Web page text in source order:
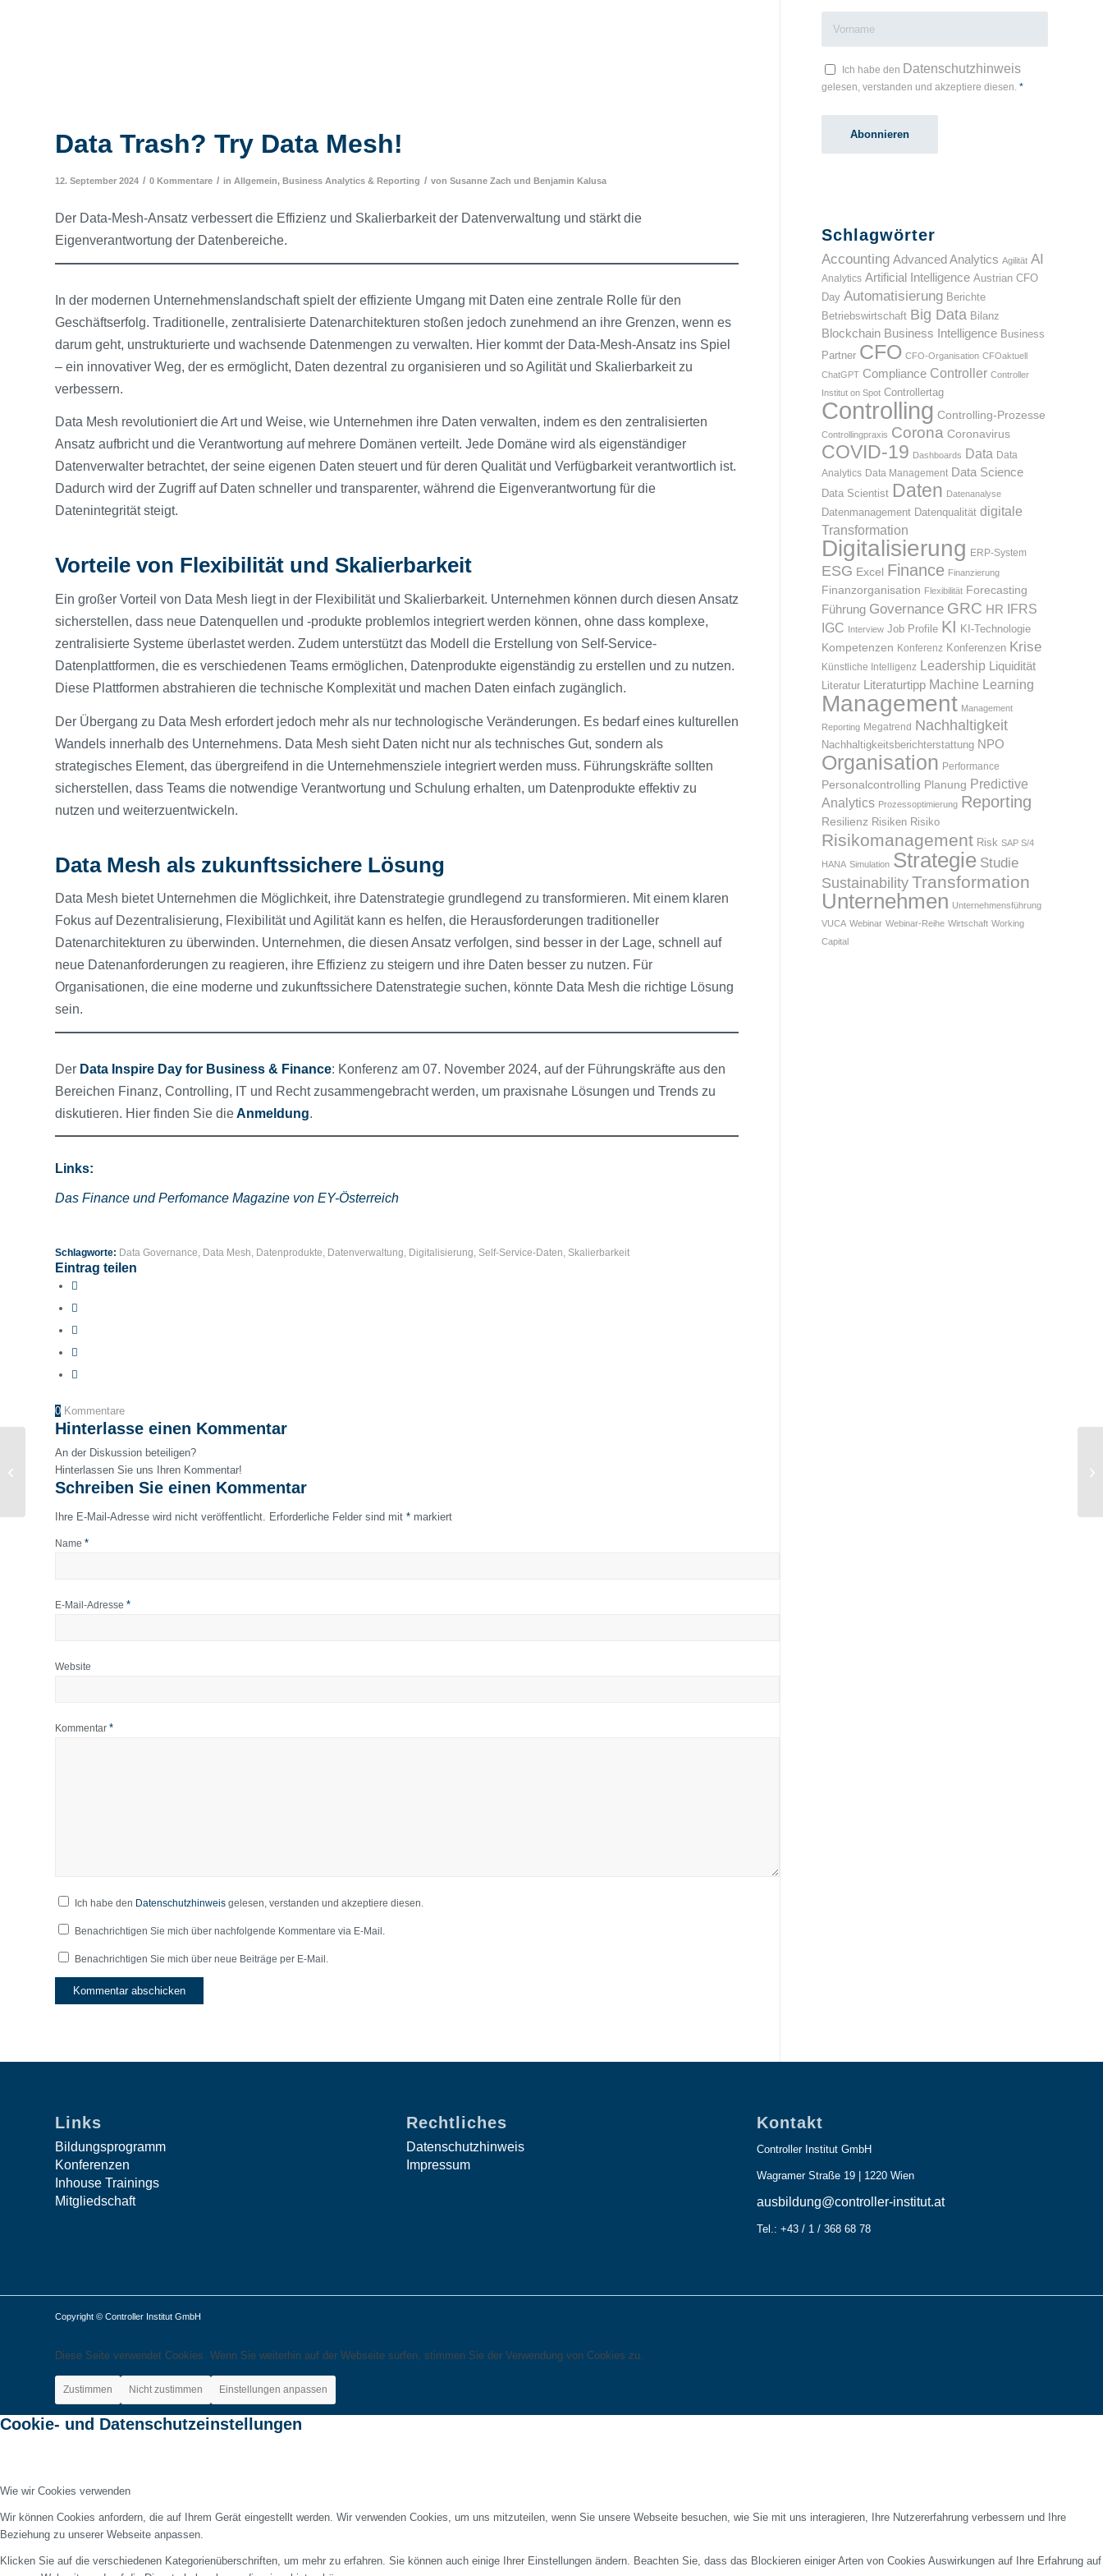
Data Trash? Try Data Mesh!
12. September 2024 / 0 Kommentare / in Allgemein, Business Analytics & Reporting / von Susanne Zach und Benjamin Kalusa
Der Data-Mesh-Ansatz verbessert die Effizienz und Skalierbarkeit der Datenverwaltung und stärkt die
Eigenverantwortung der Datenbereiche.
In der modernen Unternehmenslandschaft spielt der effiziente Umgang mit Daten eine zentrale Rolle für den
Geschäftserfolg. Traditionelle, zentralisierte Datenarchitekturen stoßen jedoch zunehmend an ihre Grenzen, wenn es
darum geht, unstrukturierte und wachsende Datenmengen zu verwalten. Hier kommt der Data-Mesh-Ansatz ins Spiel
– ein innovativer Weg, der es ermöglicht, Daten dezentral zu organisieren und so Agilität und Skalierbarkeit zu
verbessern.
Data Mesh revolutioniert die Art und Weise, wie Unternehmen ihre Daten verwalten, indem es den zentralisierten
Ansatz aufbricht und die Verantwortung auf mehrere Domänen verteilt. Jede Domäne wird als eigenständiger
Datenverwalter betrachtet, der seine eigenen Daten steuert und für deren Qualität und Verfügbarkeit verantwortlich ist.
Dadurch wird der Zugriff auf Daten schneller und transparenter, während die Eigenverantwortung für die
Datenintegrität steigt.
Vorteile von Flexibilität und Skalierbarkeit
Ein großer Vorteil von Data Mesh liegt in der Flexibilität und Skalierbarkeit. Unternehmen können durch diesen Ansatz
sicherstellen, dass neue Datenquellen und -produkte problemlos integriert werden können, ohne dass komplexe,
zentralisierte Systeme überlastet werden. Zudem unterstützt das Modell die Erstellung von Self-Service-
Datenplattformen, die es verschiedenen Teams ermöglichen, Datenprodukte eigenständig zu erstellen und zu nutzen.
Diese Plattformen abstrahieren die technische Komplexität und machen Daten einfach zugänglich.
Der Übergang zu Data Mesh erfordert jedoch mehr als nur technologische Veränderungen. Es bedarf eines kulturellen
Wandels innerhalb des Unternehmens. Data Mesh sieht Daten nicht nur als technisches Gut, sondern als
strategisches Element, das übergreifend in die Unternehmensziele integriert werden muss. Führungskräfte sollten
sicherstellen, dass Teams die notwendige Verantwortung und Schulung erhalten, um Datenprodukte effektiv zu
nutzen und weiterzuentwickeln.
Data Mesh als zukunftssichere Lösung
Data Mesh bietet Unternehmen die Möglichkeit, ihre Datenstrategie grundlegend zu transformieren. Mit einem klaren
Fokus auf Dezentralisierung, Flexibilität und Agilität kann es helfen, die Herausforderungen traditioneller
Datenarchitekturen zu überwinden. Unternehmen, die diesen Ansatz verfolgen, sind besser in der Lage, schnell auf
neue Datenanforderungen zu reagieren, ihre Effizienz zu steigern und ihre Daten besser zu nutzen. Für
Organisationen, die eine moderne und zukunftssichere Datenstrategie suchen, könnte Data Mesh die richtige Lösung
sein.
Der Data Inspire Day for Business & Finance: Konferenz am 07. November 2024, auf der Führungskräfte aus den
Bereichen Finanz, Controlling, IT und Recht zusammengebracht werden, um praxisnahe Lösungen und Trends zu
diskutieren. Hier finden Sie dieAnmeldung.
Links:
Das Finance und Perfomance Magazine von EY-Österreich
Schlagworte: Data Governance Data Mesh Datenprodukte Datenverwaltung Digitalisierung Self-Service-Daten Skalierbarkeit
Eintrag teilen
0 Kommentare
Hinterlasse einen Kommentar
An der Diskussion beteiligen?
Hinterlassen Sie uns Ihren Kommentar!
Schreiben Sie einen Kommentar
Ihre E-Mail-Adresse wird nicht veröffentlicht. Erforderliche Felder sind mit * markiert
Name *
E-Mail-Adresse *
Website
Kommentar *
Ich habe den Datenschutzhinweis gelesen, verstanden und akzeptiere diesen.
Benachrichtigen Sie mich über nachfolgende Kommentare via E-Mail.
Benachrichtigen Sie mich über neue Beiträge per E-Mail.
Ich habe den Datenschutzhinweis
gelesen, verstanden und akzeptiere diesen.*
Schlagwörter
Accounting Advanced Analytics Agilität AI
Analytics Artificial Intelligence Austrian CFO
Day Automatisierung Berichte
Betriebswirtschaft Big Data Bilanz
Blockchain Business Intelligence Business
Partner CFO CFO-Organisation CFOaktuell
ChatGPT Compliance Controller Controller
Institut on Spot Controllertag
Controlling Controlling-Prozesse
Controllingpraxis Corona Coronavirus
COVID-19 Dashboards Data Data
Analytics Data Management Data Science
Data Scientist Daten Datenanalyse
Datenmanagement Datenqualität digitale
Transformation
Digitalisierung ERP-System
ESG Excel Finance Finanzierung
Finanzorganisation Flexibilität Forecasting
Führung Governance GRC HR IFRS
IGC Interview Job Profile KI KI-Technologie
Kompetenzen Konferenz Konferenzen Krise
Künstliche Intelligenz Leadership Liquidität
Literatur Literaturtipp Machine Learning
Management Management
Reporting Megatrend Nachhaltigkeit
Nachhaltigkeitsberichterstattung NPO
Organisation Performance
Personalcontrolling Planung Predictive
Analytics Prozessoptimierung Reporting
Resilienz Risiken Risiko
Risikomanagement Risk SAP S/4
HANA Simulation Strategie Studie
Sustainability Transformation
Unternehmen Unternehmensführung
VUCA Webinar Webinar-Reihe Wirtschaft Working
Capital
Links
Bildungsprogramm
Konferenzen
Inhouse Trainings
Mitgliedschaft
Rechtliches
Datenschutzhinweis
Impressum
Kontakt
Controller Institut GmbH
Wagramer Straße 19 | 1220 Wien
ausbildung@controller-institut.at
Tel.: +43 / 1 / 368 68 78
Copyright © Controller Institut GmbH
Fünf Prinzipien für die
erfolgreiche
Entwicklung von
Diese Seite verwendet Cookies. Wenn Sie weiterhin auf der Webseite surfen, stimmen Sie der Verwendung von Cookies zu.
Zustimmen Nicht zustimmen Einstellungen anpassen
Cookie- und Datenschutzeinstellungen
Wie wir Cookies verwenden
Wir können Cookies anfordern, die auf Ihrem Gerät eingestellt werden. Wir verwenden Cookies, um uns mitzuteilen, wenn Sie unsere Webseite besuchen, wie Sie mit uns interagieren, Ihre Nutzererfahrung verbessern und Ihre
Beziehung zu unserer Webseite anpassen.
Klicken Sie auf die verschiedenen Kategorienüberschriften, um mehr zu erfahren. Sie können auch einige Ihrer Einstellungen ändern. Beachten Sie, dass das Blockieren einiger Arten von Cookies Auswirkungen auf Ihre Erfahrung auf